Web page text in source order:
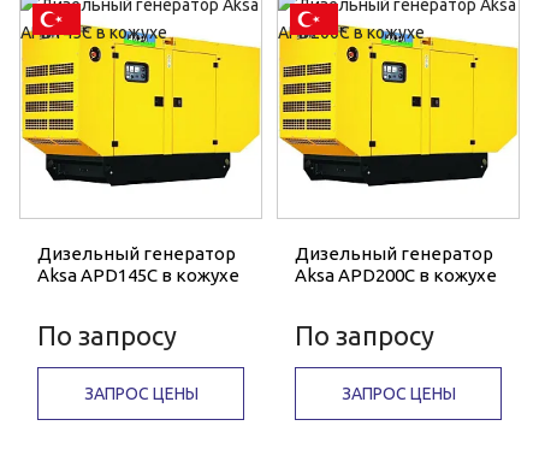
Дизельный генератор
Aksa APD145C в кожухе
По запросу
ЗАПРОС ЦЕНЫ
Дизельный генератор
Aksa APD200C в кожухе
По запросу
ЗАПРОС ЦЕНЫ